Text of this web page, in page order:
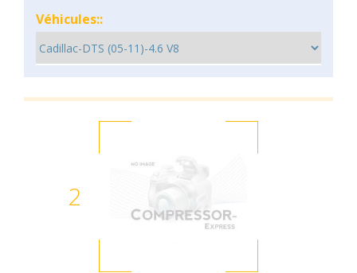
Véhicules::
2